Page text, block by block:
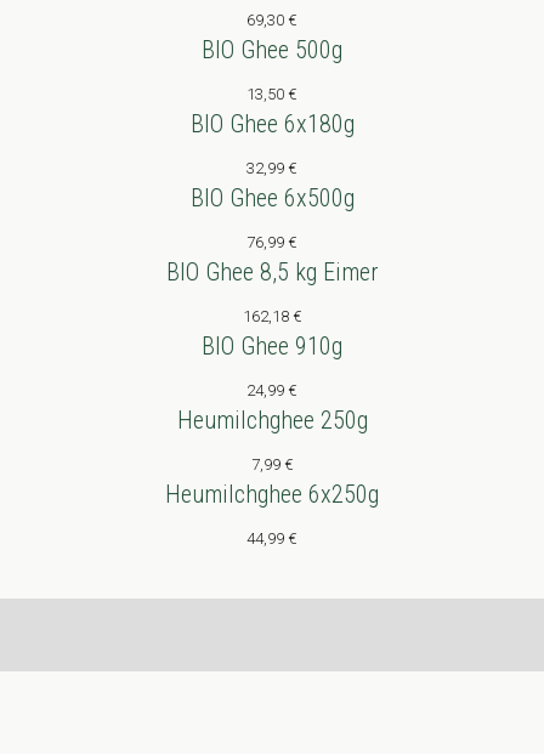
69,30 €
BIO Ghee 500g
13,50 €
BIO Ghee 6x180g
32,99 €
BIO Ghee 6x500g
76,99 €
BIO Ghee 8,5 kg Eimer
162,18 €
BIO Ghee 910g
24,99 €
Heumilchghee 250g
7,99 €
Heumilchghee 6x250g
44,99 €